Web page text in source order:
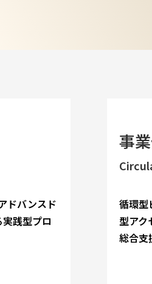
ドバンスド
践型プロ
事
循環型
型アク
総合支